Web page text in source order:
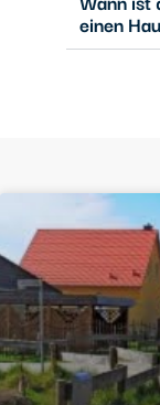
einen